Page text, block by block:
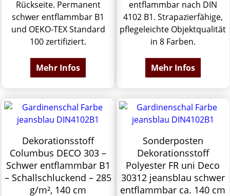
Rückseite. Permanent
schwer entflammbar B1
und OEKO-TEX Standard
100 zertifiziert.
Mehr Infos
entflammbar nach DIN
4102 B1. Strapazierfähige,
pflegeleichte Objektqualität
in 8 Farben.
Mehr Infos
Dekorationsstoff
Columbus DECO 303 –
Schwer entflammbar B1
– Schallschluckend – 285
g/m², 140 cm
Sonderposten
Dekorationsstoff
Polyester FR uni Deco
30312 jeansblau schwer
entflammbar ca. 140 cm